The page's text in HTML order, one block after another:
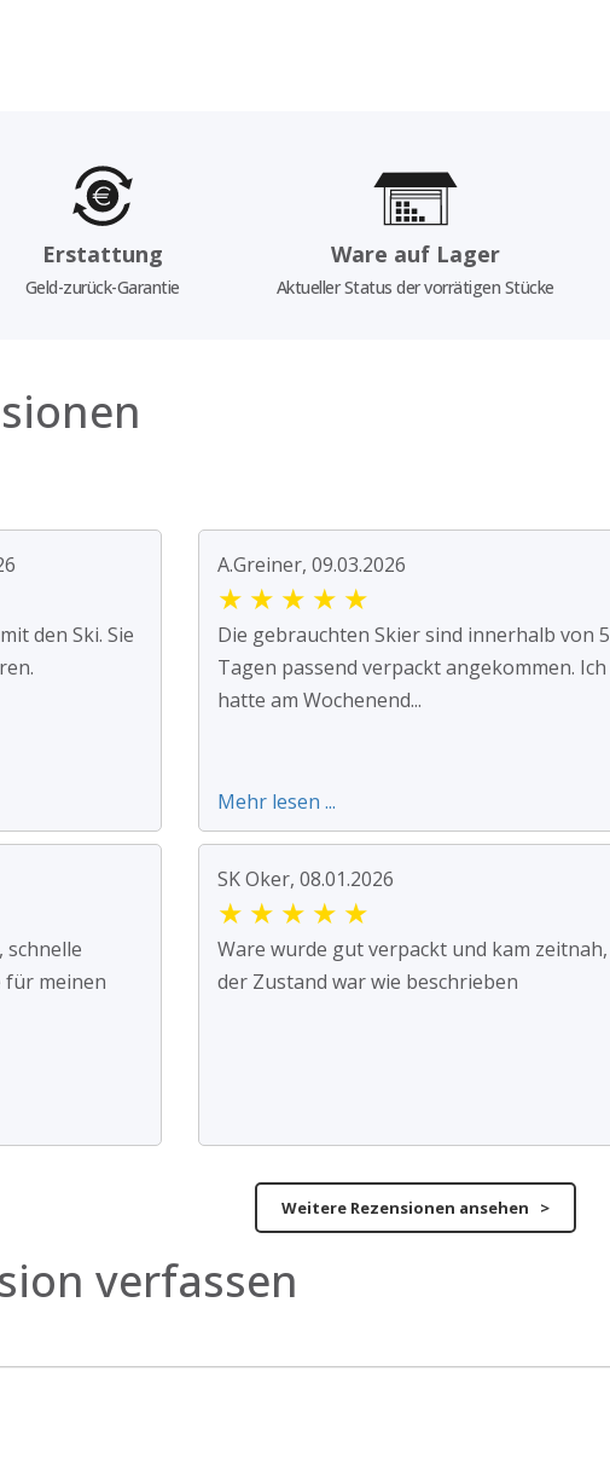
Erstattung
Geld-zurück-Garantie
Ware auf Lager
Aktueller Status der vorrätigen Stücke
den Ski. Sie
A.Greiner, 09.03.2026
★ ★ ★ ★ ★
Die gebrauchten Skier sind innerhalb von 5
Tagen passend verpackt angekommen. Ich
hatte am Wochenend...
Mehr lesen ...
schnelle
für meinen
SK Oker, 08.01.2026
★ ★ ★ ★ ★
Ware wurde gut verpackt und kam zeitnah,
der Zustand war wie beschrieben
Weitere Rezensionen ansehen >
verfassen